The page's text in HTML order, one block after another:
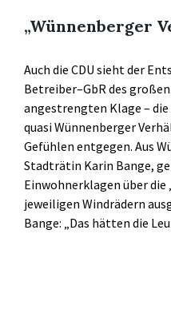
„Wünnenberger
Auch die CDU sieht der
Betreiber–GbR des
angestrengten Klage –
quasi Wünnenberger
Gefühlen entgegen. Aus
Stadträtin Karin Bange,
Einwohnerklagen über die
jeweiligen Windrädern
Bange: „Das hätten die